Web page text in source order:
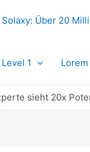
Solaxy: Über 20
Level 1
sieht 20x